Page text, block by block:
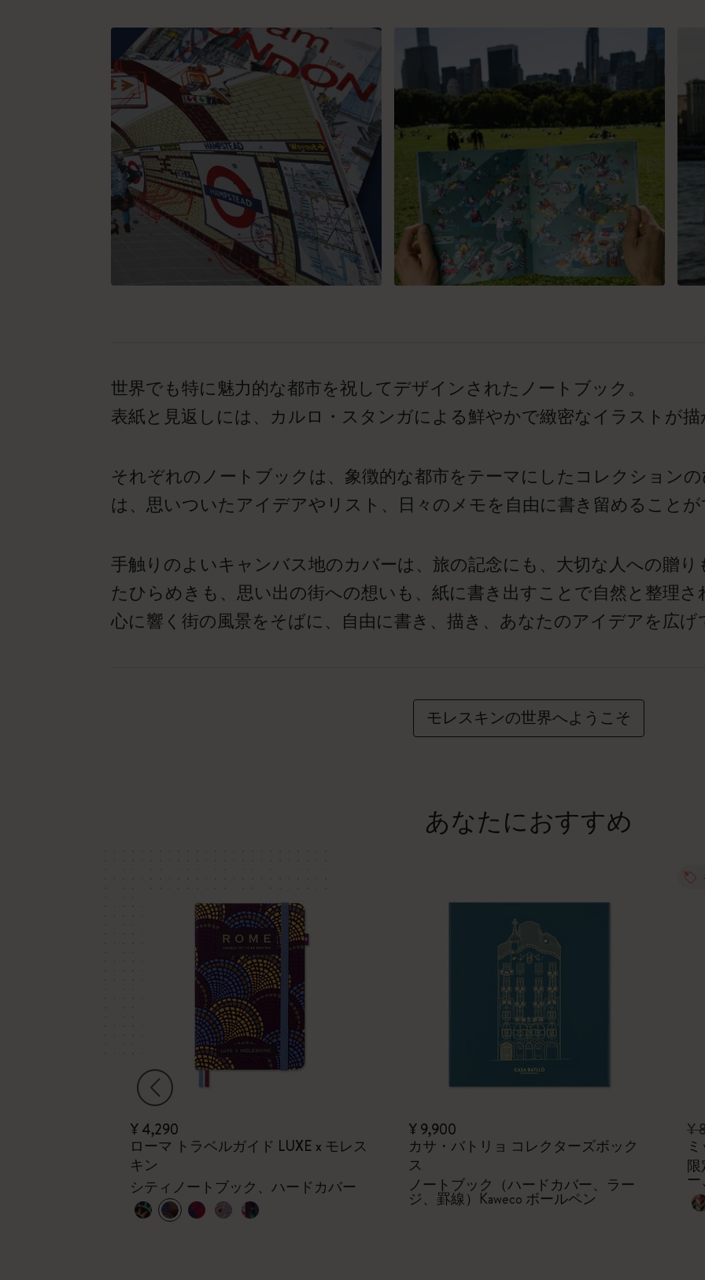
世界でも特に魅力的な都市を祝してデザインされたノートブック。
表紙と見返しには、カルロ・スタンガによる鮮やかで緻密なイラストが
それぞれのノートブックは、象徴的な都市をテーマにしたコレクション
は、思いついたアイデアやリスト、日々のメモを自由に書き留めること
手触りのよいキャンバス地のカバーは、旅の記念にも、大切な人への贈
たひらめきも、思い出の街への想いも、紙に書き出すことで自然と整理
心に響く街の風景をそばに、自由に書き、描き、あなたのアイデアを広
モレスキンの世界へようこそ
あなたにおすすめ
¥ 4,290
ローマ トラベルガイド LUXE x モレス
キン
シティノートブック、ハードカバー
¥ 9,900
カサ・バトリョ コレクターズボック
ス
ノートブック（ハードカバー、ラー
ジ、罫線）Kaweco ボールペン
¥